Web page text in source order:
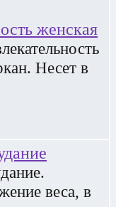
женская
Несет в
веса, в